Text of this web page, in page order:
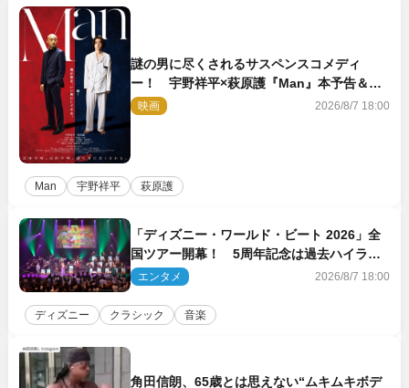
謎の男に尽くされるサスペンスコメディ
ー！ 宇野祥平×萩原護『Man』本予告＆新
ビジュアル解禁
映画 2026/8/7 18:00
Man 宇野祥平 萩原護
「ディズニー・ワールド・ビート 2026」全
国ツアー開幕！ 5周年記念は過去ハイライ
ト＆クルーズ旅を大満喫！【潜入レポート】
エンタメ 2026/8/7 18:00
ディズニー クラシック 音楽
角田信朗、65歳とは思えない“ムキムキボデ